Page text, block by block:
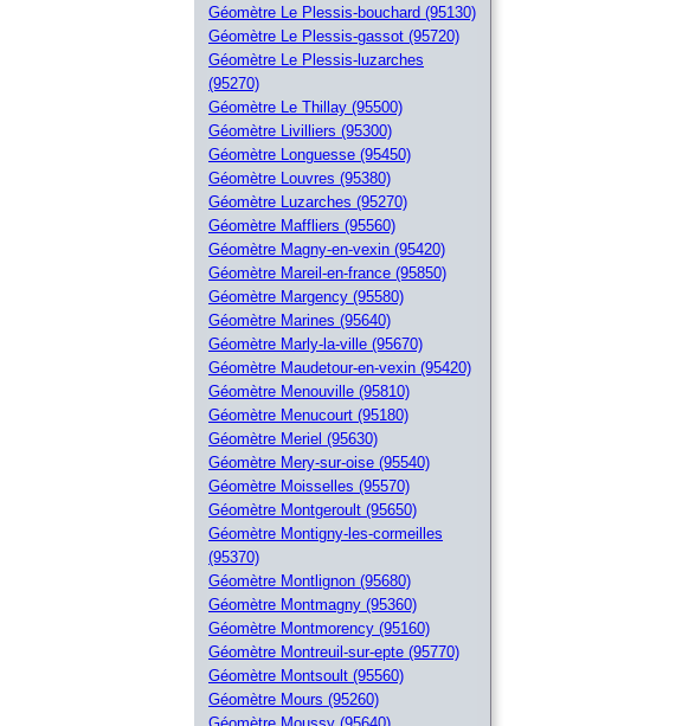
Géomètre Le Plessis-bouchard (95130)
Géomètre Le Plessis-gassot (95720)
Géomètre Le Plessis-luzarches
(95270)
Géomètre Le Thillay (95500)
Géomètre Livilliers (95300)
Géomètre Longuesse (95450)
Géomètre Louvres (95380)
Géomètre Luzarches (95270)
Géomètre Maffliers (95560)
Géomètre Magny-en-vexin (95420)
Géomètre Mareil-en-france (95850)
Géomètre Margency (95580)
Géomètre Marines (95640)
Géomètre Marly-la-ville (95670)
Géomètre Maudetour-en-vexin (95420)
Géomètre Menouville (95810)
Géomètre Menucourt (95180)
Géomètre Meriel (95630)
Géomètre Mery-sur-oise (95540)
Géomètre Moisselles (95570)
Géomètre Montgeroult (95650)
Géomètre Montigny-les-cormeilles
(95370)
Géomètre Montlignon (95680)
Géomètre Montmagny (95360)
Géomètre Montmorency (95160)
Géomètre Montreuil-sur-epte (95770)
Géomètre Montsoult (95560)
Géomètre Mours (95260)